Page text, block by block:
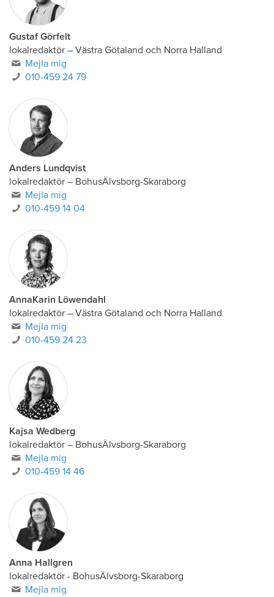
Gustaf Görfelt
lokalredaktör – Västra Götaland och Norra Halland
Mejla mig
010-459 24 79
Anders Lundqvist
lokalredaktör – BohusÄlvsborg-Skaraborg
Mejla mig
010-459 14 04
AnnaKarin Löwendahl
lokalredaktör – Västra Götaland och Norra Halland
Mejla mig
010-459 24 23
Kajsa Wedberg
lokalredaktör – BohusÄlvsborg-Skaraborg
Mejla mig
010-459 14 46
Anna Hallgren
lokalredaktör - BohusÄlvsborg-Skaraborg
Mejla mig